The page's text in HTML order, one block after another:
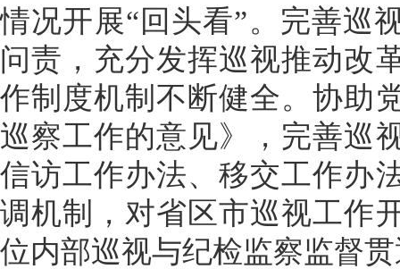
情况开展“回头看”。完善巡
问责，充分发挥巡视推动改
作制度机制不断健全。协助
巡察工作的意见》，完善巡
信访工作办法、移交工作办
调机制，对省区市巡视工作
位内部巡视与纪检监察监督